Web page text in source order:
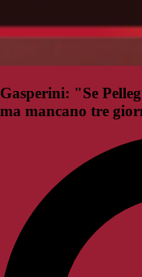
Gasperini: "Se
ma mancano tre